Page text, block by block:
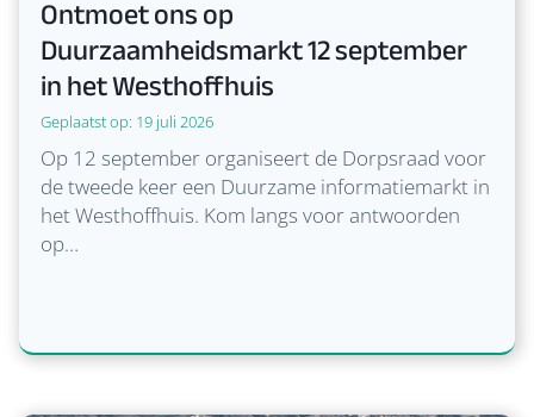
k
g
b
r
Ontmoet ons op
Duurzaamheidsmarkt 12 september
in het Westhoffhuis
Geplaatst op: 19 juli 2026
Op 12 september organiseert de Dorpsraad voor
de tweede keer een Duurzame informatiemarkt in
het Westhoffhuis. Kom langs voor antwoorden
op…